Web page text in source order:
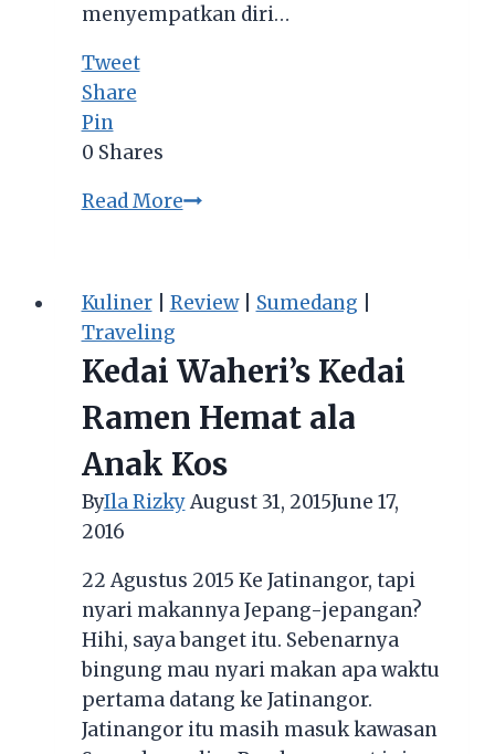
menyempatkan diri…
Tweet
Share
Pin
0 Shares
Read MoreSuatu
Pasar
Unpad
Kuliner| Review| Sumedang
Traveling
Kedai Waheri’s Kedai
Ramen Hemat ala
Anak Kos
ByIla Rizky August 31, 2015June 17,
2016
22 Agustus 2015 Ke Jatinangor, tapi
nyari makannya Jepang-jepangan?
Hihi, saya banget itu. Sebenarnya
bingung mau nyari makan apa waktu
pertama datang ke Jatinangor.
Jatinangor itu masih masuk kawasan